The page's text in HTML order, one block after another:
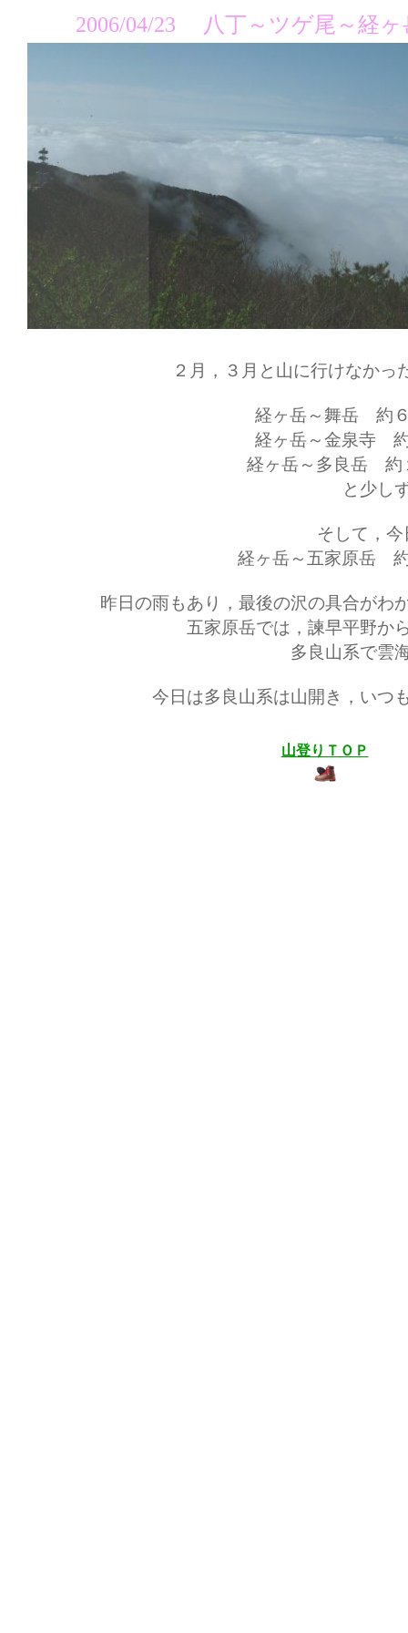
2006/04/23 八丁～ツゲ尾～経ヶ
２月，３月と山に行けなか
経ヶ岳～舞岳 約
経ヶ岳～金泉寺
経ヶ岳～多良岳 約
と少し
そして，今
経ヶ岳～五家原岳
昨日の雨もあり，最後の沢の具合がわ
五家原岳では，諫早平野か
多良山系で雲
今日は多良山系は山開き，いつ
山登りＴＯＰ